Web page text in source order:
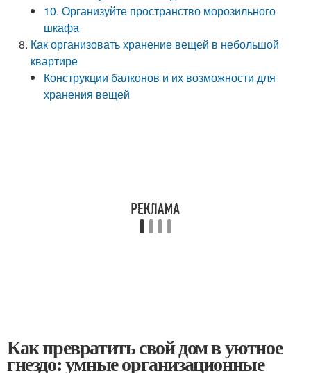
10. Организуйте пространство морозильного
шкафа
Как организовать хранение вещей в небольшой
квартире
Конструкции балконов и их возможности для
хранения вещей
Как превратить свой дом в уютное
гнездо: умные организационные